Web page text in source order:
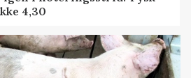
4,30